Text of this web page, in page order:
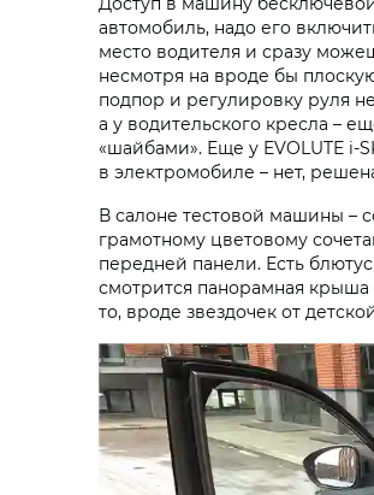
автомобиль, надо его
место водителя и сразу
несмотря на вроде бы
подпор и регулировку руля
а у водительского кресла –
«шайбами». Еще у EVOLUTE
в электромобиле – нет,
В салоне тестовой машины –
грамотному цветовому
передней панели. Есть
смотрится панорамная крыша
то, вроде звездочек от